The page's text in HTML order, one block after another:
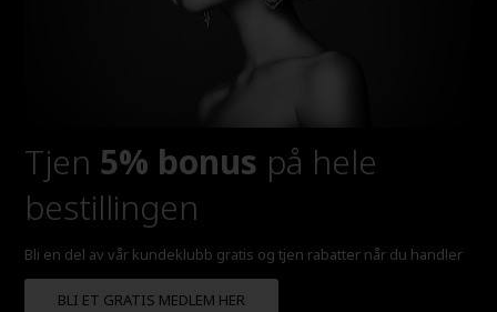
Tjen 5% bonus på hele
bestillingen
Bli en del av vår kundeklubb gratis og tjen rabatter når du handler
BLI ET GRATIS MEDLEM HER